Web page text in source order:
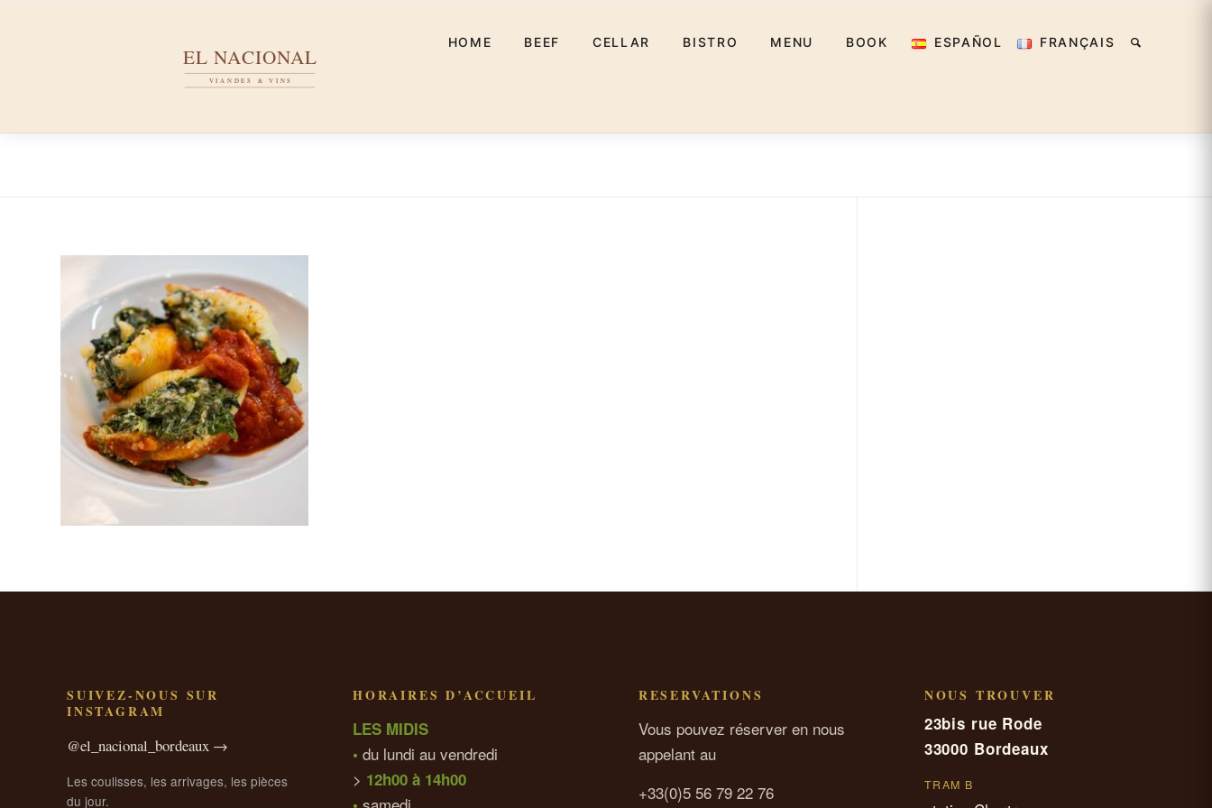
HOME BEEF CELLAR BISTRO MENU BOOK ESPAÑOL FRANÇAIS
SUIVEZ-NOUS SUR
INSTAGRAM
@el_nacional_bordeaux →
Les coulisses, les arrivages, les pièces
du jour.
HORAIRES D’ACCUEIL
LES MIDIS
• du lundi au vendredi
> 12h00 à 14h00
RESERVATIONS
Vous pouvez réserver en nous
appelant au
+33(0)5 56 79 22 76
NOUS TROUVER
23bis rue Rode
33000 Bordeaux
TRAM B